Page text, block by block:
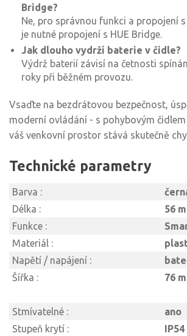
Bridge?
Ne, pro správnou funkci a propojení
je nutné propojení s HUE Bridge.
Jak dlouho vydrží baterie v čidle?
Výdrž baterií závisí na četnosti
roky při běžném provozu.
Vsaďte na bezdrátovou bezpečnost,
moderní ovládání - s pohybovým čidlem
váš venkovní prostor stává skutečně
Technické parametry
Barva :
Délka :
56
Funkce :
Materiál :
plast
Napětí / napájení :
Šířka :
76
Stmívatelné :
ano
Stupeň krytí :
IP54